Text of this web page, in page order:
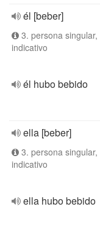
él [beber]
3. persona
indicativo
él hubo bebido
ella [beber]
3. persona
indicativo
ella hubo bebido